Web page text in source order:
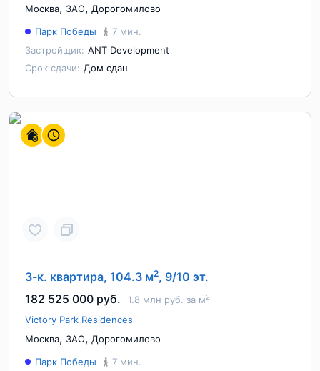
Москва, ЗАО, Дорогомилово
Парк Победы
7 мин.
Застройщик: ANT Development
Срок сдачи: Дом сдан
3-к. квартира, 104.3 м2, 9/10 эт.
182 525 000 руб.
1.8 млн руб. за м2
Victory Park Residences
Москва, ЗАО, Дорогомилово
Парк Победы
7 мин.